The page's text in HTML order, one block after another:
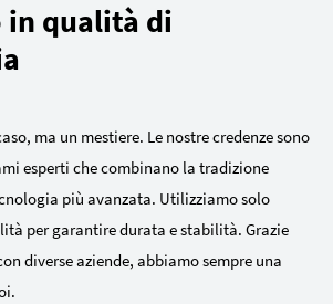
in qualità di
ma un mestiere. Le nostre credenze sono
esperti che combinano la tradizione
più avanzata. Utilizziamo solo
per garantire durata e stabilità. Grazie
diverse aziende, abbiamo sempre una